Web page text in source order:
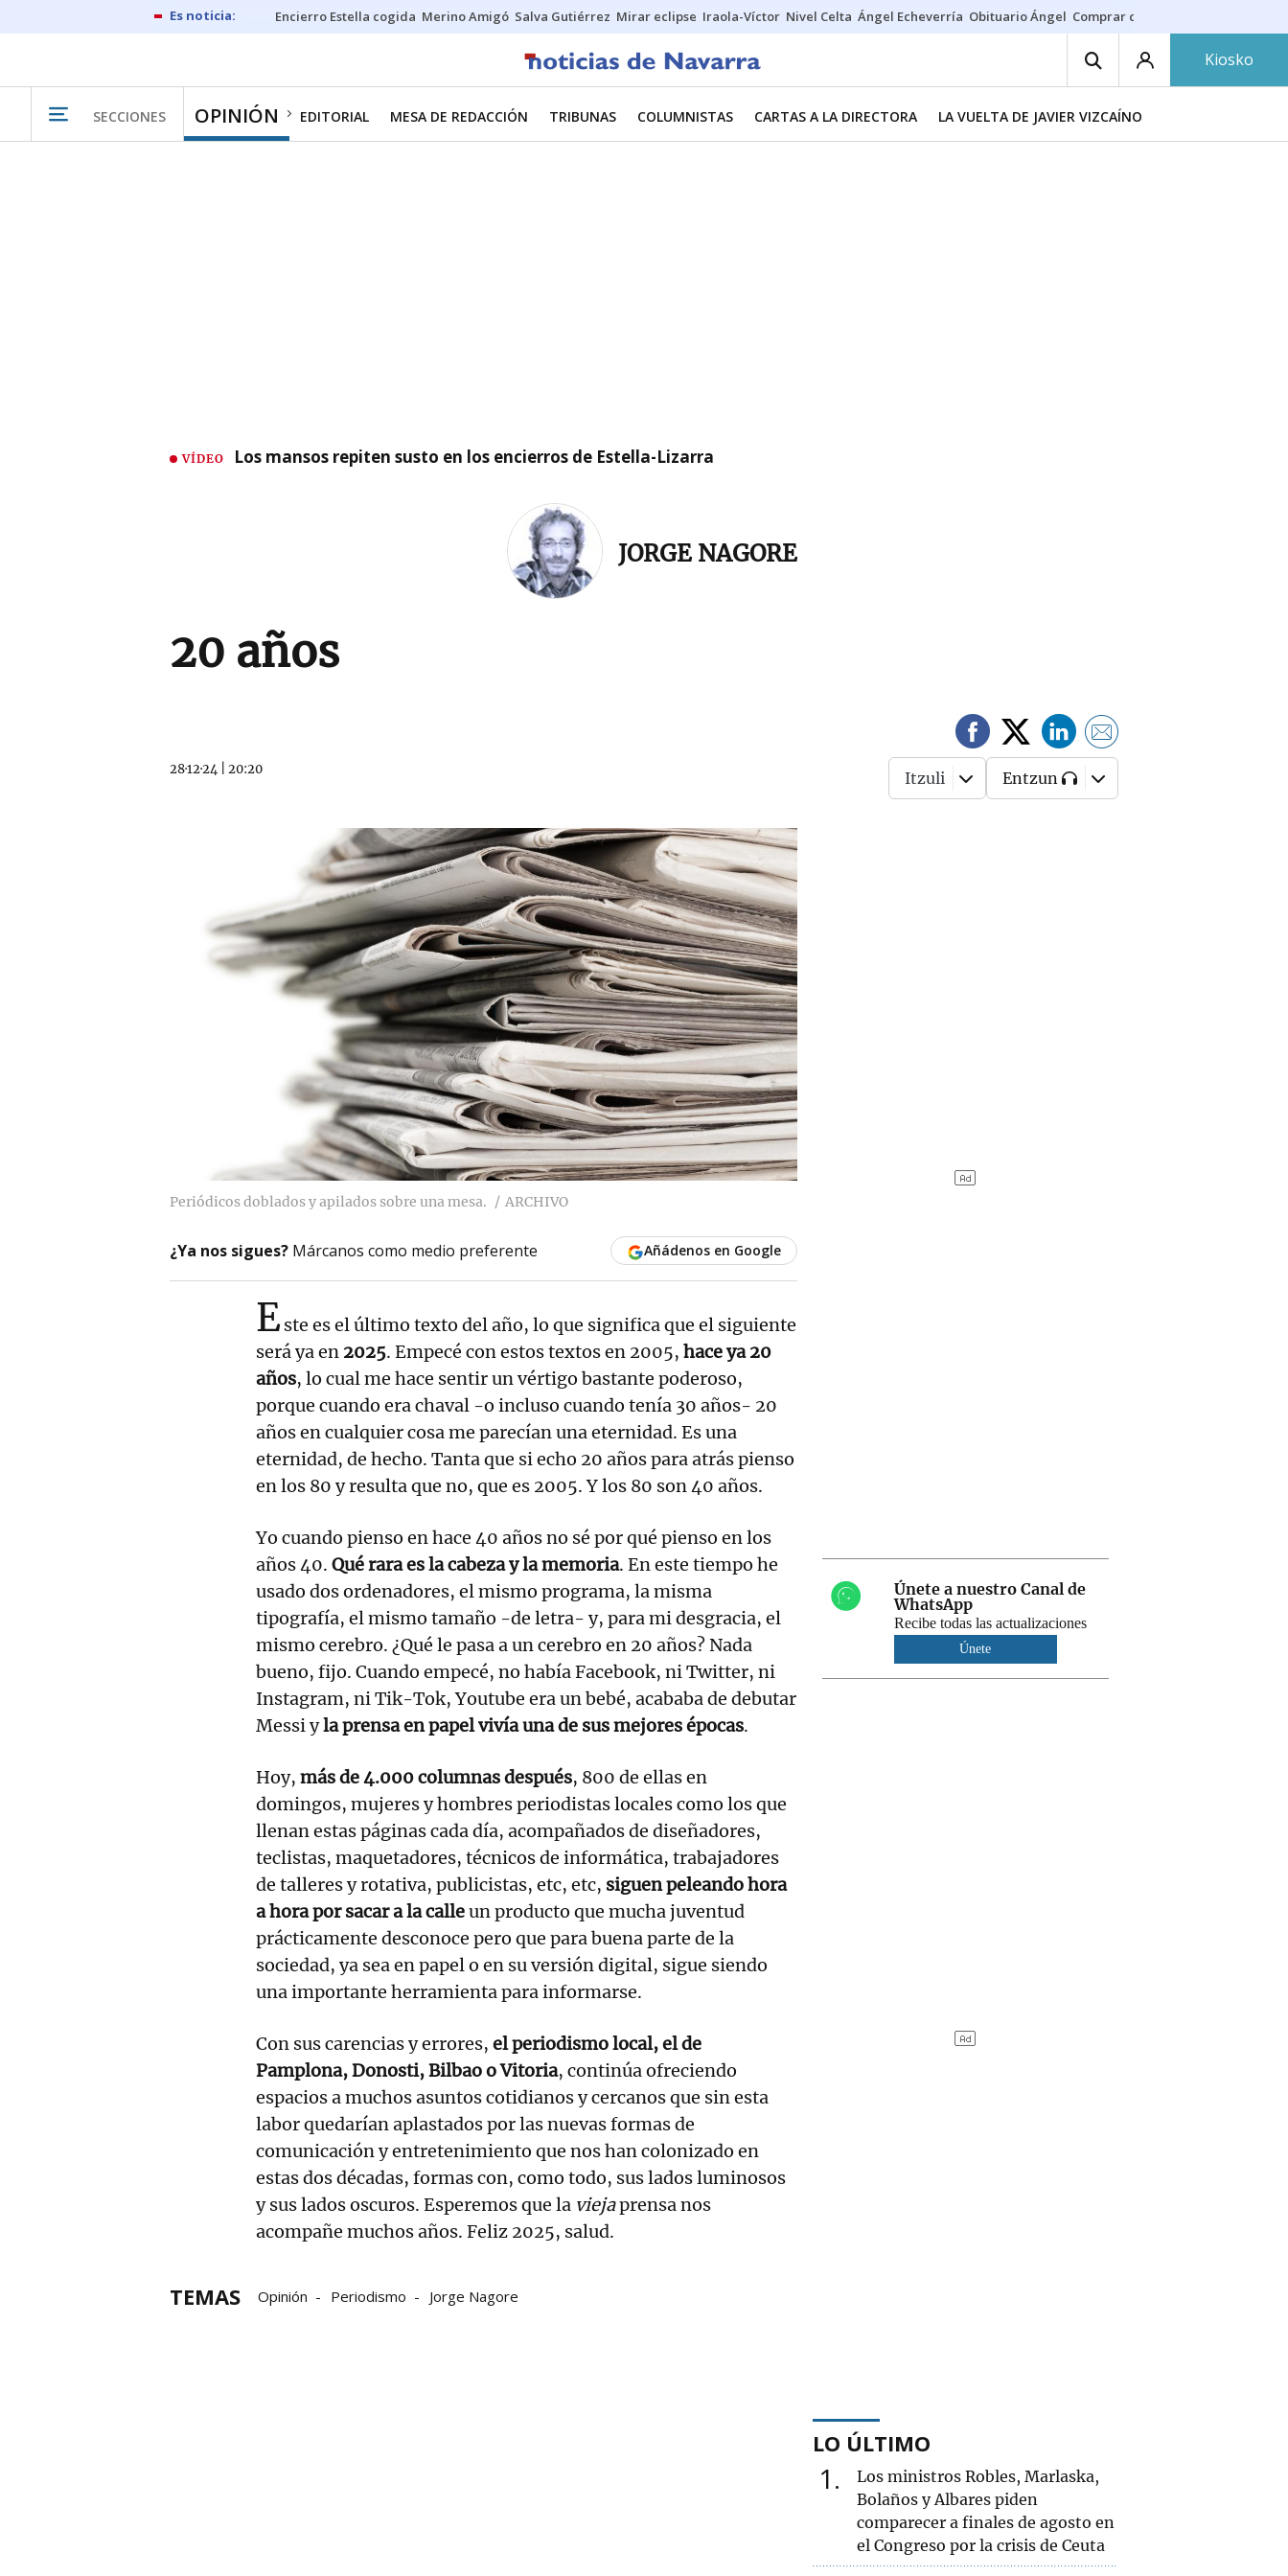
Encierro Estella cogida Merino Amigó Salva Gutiérrez Mirar eclipse Iraola-Víctor Nivel Celta Ángel Echeverría Obituario Ángel Comprar casa
Kiosko
SECCIONES OPINIÓN EDITORIAL MESA DE REDACCIÓN TRIBUNAS COLUMNISTAS CARTAS A LA DIRECTORA LA VUELTA DE JAVIER VIZCAÍNO
VÍDEO Los mansos repiten susto en los encierros de Estella-Lizarra
JORGE NAGORE
20 años
28·12·24 20:20 Itzuli Entzun
Periódicos doblados y apilados sobre una mesa. ARCHIVO
¿Ya nos sigues? Márcanos como medio preferente Añádenos en Google
Este es el último texto del año, lo que significa que el siguiente
será ya en 2025. Empecé con estos textos en 2005, hace ya 20
años, lo cual me hace sentir un vértigo bastante poderoso,
porque cuando era chaval -o incluso cuando tenía 30 años- 20
años en cualquier cosa me parecían una eternidad. Es una
eternidad, de hecho. Tanta que si echo 20 años para atrás pienso
en los 80 y resulta que no, que es 2005. Y los 80 son 40 años.
Yo cuando pienso en hace 40 años no sé por qué pienso en los
años 40. Qué rara es la cabeza y la memoria. En este tiempo he
usado dos ordenadores, el mismo programa, la misma
tipografía, el mismo tamaño -de letra- y, para mi desgracia, el
mismo cerebro. ¿Qué le pasa a un cerebro en 20 años? Nada
bueno, fijo. Cuando empecé, no había Facebook, ni Twitter, ni
Instagram, ni Tik-Tok, Youtube era un bebé, acababa de debutar
Messi yla prensa en papel vivía una de sus mejores épocas.
Hoy, más de 4.000 columnas después, 800 de ellas en
domingos, mujeres y hombres periodistas locales como los que
llenan estas páginas cada día, acompañados de diseñadores,
teclistas, maquetadores, técnicos de informática, trabajadores
de talleres y rotativa, publicistas, etc, etc, siguen peleando hora
a hora por sacar a la calleun producto que mucha juventud
prácticamente desconoce pero que para buena parte de la
sociedad, ya sea en papel o en su versión digital, sigue siendo
una importante herramienta para informarse.
Con sus carencias y errores, el periodismo local, el de
Pamplona, Donosti, Bilbao o Vitoria, continúa ofreciendo
espacios a muchos asuntos cotidianos y cercanos que sin esta
labor quedarían aplastados por las nuevas formas de
comunicación y entretenimiento que nos han colonizado en
estas dos décadas, formas con, como todo, sus lados luminosos
y sus lados oscuros. Esperemos que la viejaprensa nos
acompañe muchos años. Feliz 2025, salud.
TEMAS Opinión Periodismo Jorge Nagore
Únete a nuestro Canal de
WhatsApp
Recibe todas las actualizaciones
Únete
LO ÚLTIMO
1
Los ministros Robles, Marlaska,
Bolaños y Albares piden
comparecer a finales de agosto en
el Congreso por la crisis de Ceuta